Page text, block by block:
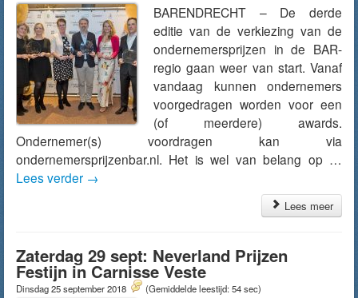
BARENDRECHT – De derde
editie van de verkiezing van de
ondernemersprijzen in de BAR-
regio gaan weer van start. Vanaf
vandaag kunnen ondernemers
voorgedragen worden voor een
(of meerdere) awards.
Ondernemer(s) voordragen kan via
ondernemersprijzenbar.nl. Het is wel van belang op …
Lees verder →
Lees meer
Zaterdag 29 sept: Neverland Prijzen
Festijn in Carnisse Veste
Dinsdag 25 september 2018 (Gemiddelde leestijd: 54 sec)